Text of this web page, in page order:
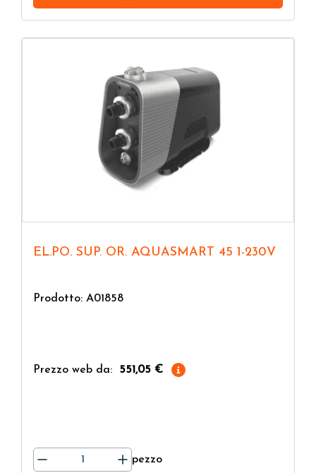
EL.PO. SUP. OR. AQUASMART 45 1-230V
Prodotto: A01858
Prezzo web da: 551,05 €
pezzo